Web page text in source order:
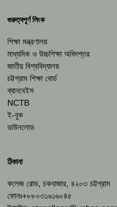
গুরুত্বপূর্ণ লিংক
শিক্ষা মন্ত্রণালয়
মাধ্যমিক ও উচ্চশিক্ষা অধিদপ্তর
জাতীয় বিশ্ববিদ্যালয়
চট্টগ্রাম শিক্ষা বোর্ড
ব্যানবেইস
NCTB
ই-বুক
ডাউনলোড
ঠিকানা
কলেজ রোড, চকবাজার, ৪২০৩ চট্টগ্রাম
ফোনঃ+৮৮০৩১৬১৬০৪৫